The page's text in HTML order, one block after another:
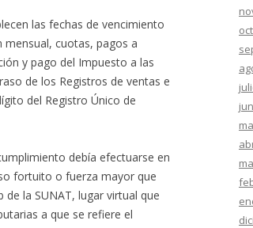
las fechas de vencimiento
cuotas, pagos a
y pago del Impuesto a las
de los Registros de ventas e
del Registro Único de
debía efectuarse en
fortuito o fuerza mayor que
la SUNAT, lugar virtual que
a que se refiere el